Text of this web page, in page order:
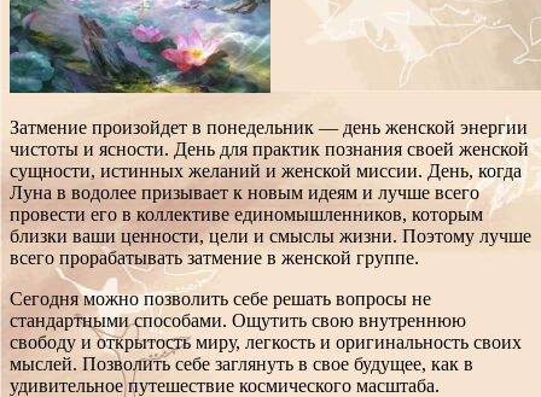
Затмение произойдет в понедельник — день женской энергии
чистоты и ясности. День для практик познания своей женской
сущности, истинных желаний и женской миссии. День, когда
Луна в водолее призывает к новым идеям и лучше всего
провести его в коллективе единомышленников, которым
близки ваши ценности, цели и смыслы жизни. Поэтому лучше
всего прорабатывать затмение в женской группе.
Сегодня можно позволить себе решать вопросы не
стандартными способами. Ощутить свою внутреннюю
свободу и открытость миру, легкость и оригинальность своих
мыслей. Позволить себе заглянуть в свое будущее, как в
удивительное путешествие космического масштаба.